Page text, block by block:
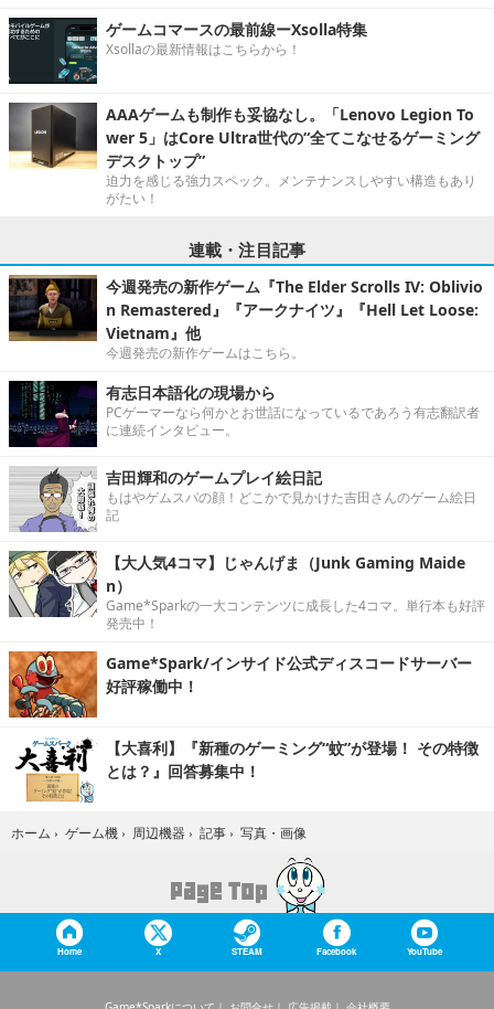
ゲームコマースの最前線ーXsolla特集
Xsollaの最新情報はこちらから！
AAAゲームも制作も妥協なし。「Lenovo Legion To
wer 5」はCore Ultra世代の“全てこなせるゲーミング
デスクトップ”
迫力を感じる強力スペック。メンテナンスしやすい構造もあり
がたい！
連載・注目記事
今週発売の新作ゲーム『The Elder Scrolls IV: Oblivio
n Remastered』『アークナイツ』『Hell Let Loose:
Vietnam』他
今週発売の新作ゲームはこちら。
有志日本語化の現場から
PCゲーマーなら何かとお世話になっているであろう有志翻訳者
に連続インタビュー。
吉田輝和のゲームプレイ絵日記
もはやゲムスパの顔！どこかで見かけた吉田さんのゲーム絵日
記
【大人気4コマ】じゃんげま（Junk Gaming Maide
n）
Game*Sparkの一大コンテンツに成長した4コマ。単行本も好評
発売中！
Game*Spark/インサイド公式ディスコードサーバー
好評稼働中！
【大喜利】『新種のゲーミング“蚊”が登場！ その特徴
とは？』回答募集中！
ホーム › ゲーム機 › 周辺機器 › 記事 › 写真・画像
Home X STEAM Facebook YouTube